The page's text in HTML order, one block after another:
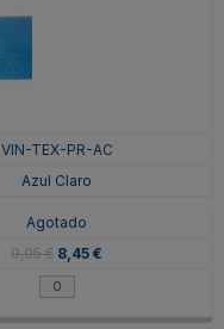
VIN-TEX-PR-AC
Azul Claro
Agotado
9,95 € 8,45 €